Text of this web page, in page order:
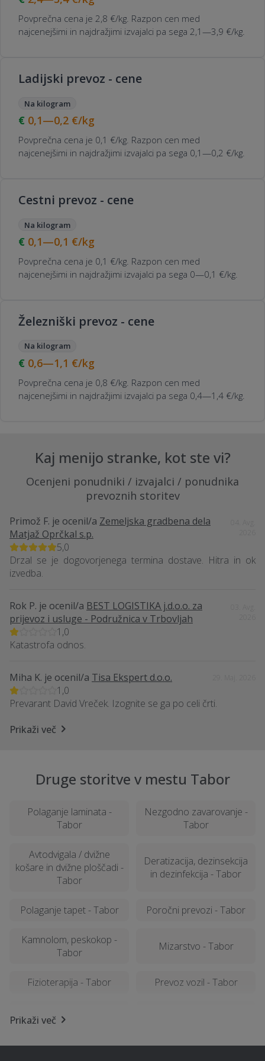
Povprečna cena je 2,8 €/kg. Razpon cen med
najcenejšimi in najdražjimi izvajalci pa sega 2,1—3,9 €/kg.
Ladijski prevoz - cene
Na kilogram
0,1—0,2 €/kg
Povprečna cena je 0,1 €/kg. Razpon cen med
najcenejšimi in najdražjimi izvajalci pa sega 0,1—0,2 €/kg.
Cestni prevoz - cene
Na kilogram
0,1—0,1 €/kg
Povprečna cena je 0,1 €/kg. Razpon cen med
najcenejšimi in najdražjimi izvajalci pa sega 0—0,1 €/kg.
Železniški prevoz - cene
Na kilogram
0,6—1,1 €/kg
Povprečna cena je 0,8 €/kg. Razpon cen med
najcenejšimi in najdražjimi izvajalci pa sega 0,4—1,4 €/kg.
Kaj menijo stranke, kot ste vi?
Ocenjeni ponudniki / izvajalci / ponudnika
prevoznih storitev
Primož F. je ocenil/a Zemeljska gradbena dela
Matjaž Oprčkal s.p.
5,0
Drzal se je dogovorjenega termina dostave. Hitra in ok
izvedba.
Rok P. je ocenil/a BEST LOGISTIKA j.d.o.o. za
prijevoz i usluge - Podružnica v Trbovljah
1,0
Katastrofa odnos.
Miha K. je ocenil/a Tisa Ekspert d.o.o.
1,0
Prevarant David Vreček. Izognite se ga po celi črti.
Prikaži več
Druge storitve v mestu Tabor
Polaganje laminata -
Tabor
Nezgodno zavarovanje -
Tabor
Avtodvigala / dvižne
košare in dvižne ploščadi -
Tabor
Deratizacija, dezinsekcija
in dezinfekcija - Tabor
Polaganje tapet - Tabor Poročni prevozi - Tabor
Kamnolom, peskokop -
Tabor
Mizarstvo - Tabor
Fizioterapija - Tabor Prevoz vozil - Tabor
Prikaži več